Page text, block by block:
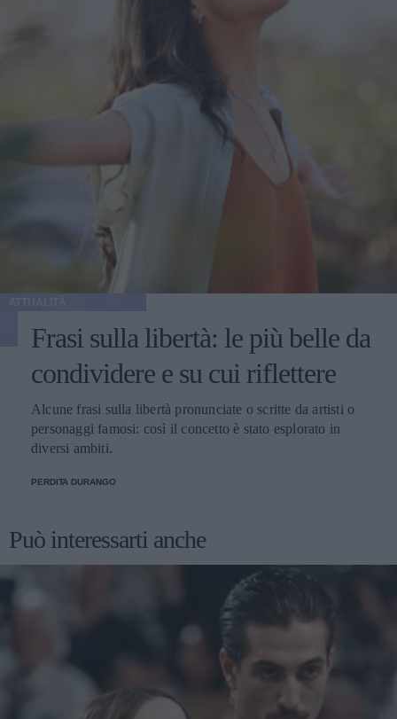
Frasi sulla libertà: le più belle da
condividere e su cui riflettere
Alcune frasi sulla libertà pronunciate o scritte da artisti o
personaggi famosi: così il concetto è stato esplorato in
diversi ambiti.
PERDITA DURANGO
Può interessarti anche